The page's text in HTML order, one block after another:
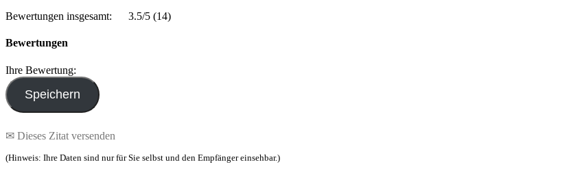
Bewertungen insgesamt:
3.5/5 (14)
Bewertungen
Ihre Bewertung:
✉ Dieses Zitat versenden
(Hinweis: Ihre Daten sind nur für Sie selbst und den Empfänger einsehbar.)